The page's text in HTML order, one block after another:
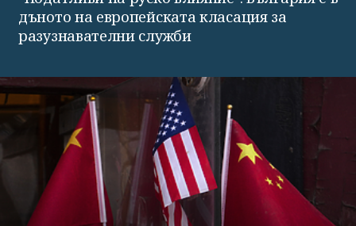
дъното на европейската класация за
разузнавателни служби